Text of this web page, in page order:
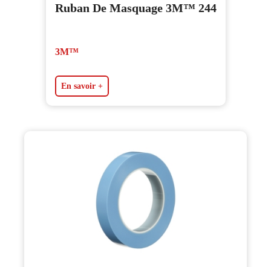
Ruban De Masquage 3M™ 244
3M™
En savoir +